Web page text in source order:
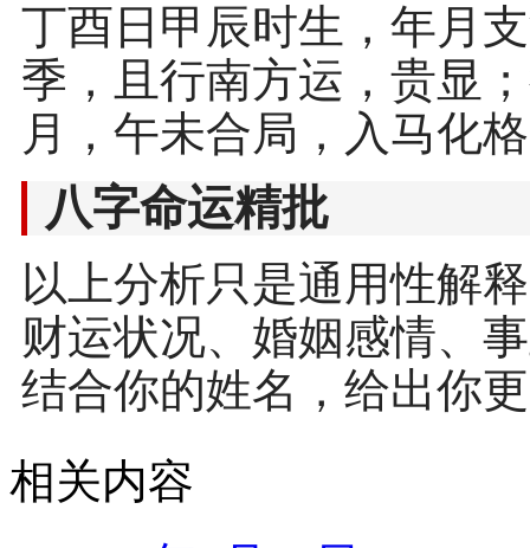
丁酉日甲辰时生，年月
季，且行南方运，贵显
月，午未合局，入马化
八字命运精批
以上分析只是通用性解
财运状况、婚姻感情、
结合你的姓名，给出你
相关内容